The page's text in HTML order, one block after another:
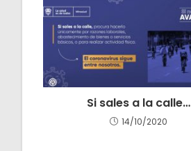
Si sales a la calle…
14/10/2020